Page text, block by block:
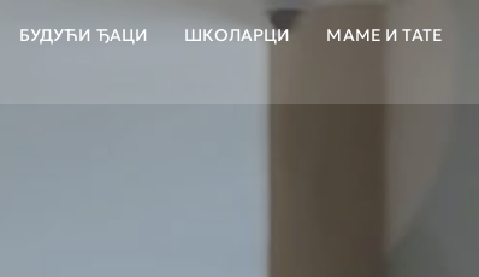
БУДУЋИ ЂАЦИ ШКОЛАРЦИ МАМЕ И ТАТЕ